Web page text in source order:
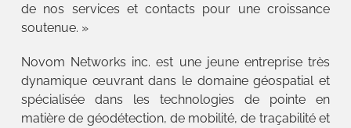
de nos services et contacts pour une croissance
soutenue. »
Novom Networks inc. est une jeune entreprise très
dynamique œuvrant dans le domaine géospatial et
spécialisée dans les technologies de pointe en
matière de géodétection, de mobilité, de traçabilité et